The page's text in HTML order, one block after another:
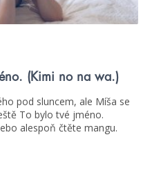
(Kimi no na wa.)
pod sluncem, ale Míša se
To bylo tvé jméno.
alespoň čtěte mangu.